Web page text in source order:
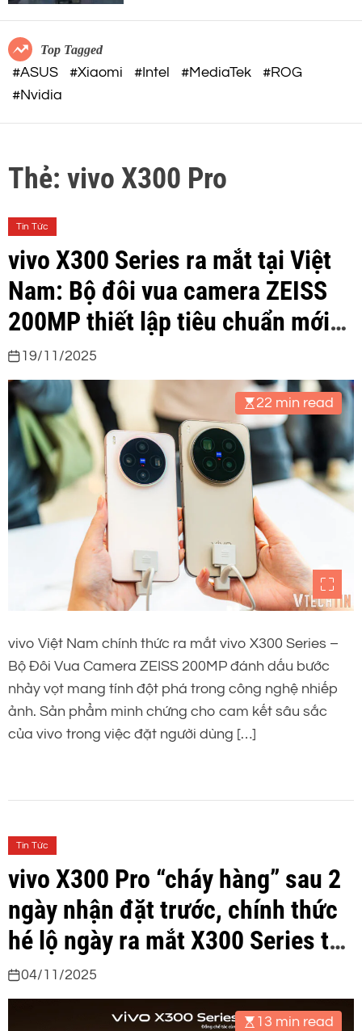
c
m
o
d
Top Tagged
#ASUS #Xiaomi #Intel #MediaTek
#ROG
#Nvidia
Thẻ: vivo X300 Pro
Tin Tức
vivo X300 Series ra mắt tại Việt
Nam: Bộ đôi vua camera ZEISS
200MP thiết lập tiêu chuẩn mới
trong kỷ nhiếp ảnh di động
19/11/2025
22 min read
vivo Việt Nam chính thức ra mắt vivo X300 Series –
Bộ Đôi Vua Camera ZEISS 200MP đánh dấu bước
nhảy vọt mang tính đột phá trong công nghệ nhiếp
ảnh. Sản phẩm minh chứng cho cam kết sâu sắc
của vivo trong việc đặt người dùng […]
Tin Tức
vivo X300 Pro “cháy hàng” sau 2
ngày nhận đặt trước, chính thức
hé lộ ngày ra mắt X300 Series tại
Việt Nam
04/11/2025
13 min read